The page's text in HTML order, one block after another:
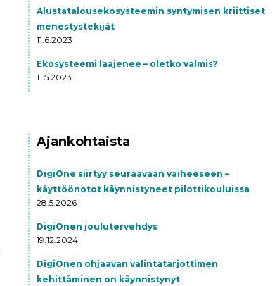
Alustatalousekosysteemin syntymisen kriittiset
menestystekijät
11.6.2023
Ekosysteemi laajenee – oletko valmis?
11.5.2023
Ajankohtaista
DigiOne siirtyy seuraavaan vaiheeseen –
käyttöönotot käynnistyneet pilottikouluissa
28.5.2026
DigiOnen joulutervehdys
19.12.2024
DigiOnen ohjaavan valintatarjottimen
kehittäminen on käynnistynyt